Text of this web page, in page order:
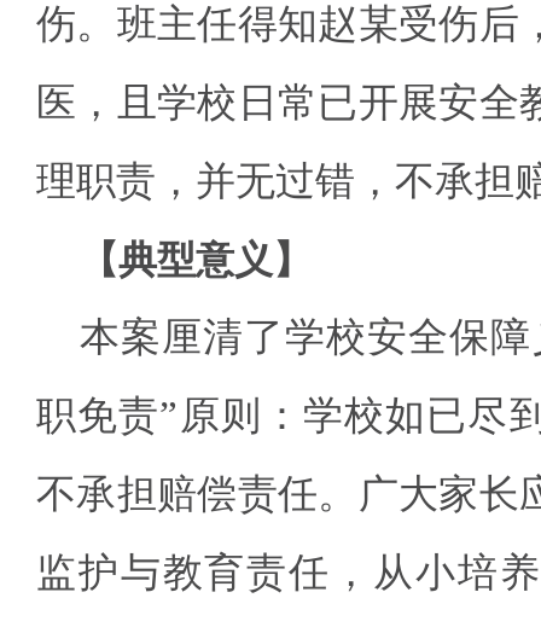
伤。班主任得知赵某受伤后
医，且学校日常已开展安
理职责，并无过错，不承担
【典型意义】
本案厘清了学校安全保
职免责”原则：学校如已尽
不承担赔偿责任。广大家长
监护与教育责任，从小培